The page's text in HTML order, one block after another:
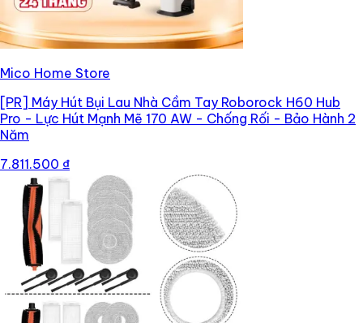
Mico Home Store
[PR] Máy Hút Bụi Lau Nhà Cầm Tay Roborock H60 Hub
Pro - Lực Hút Mạnh Mẽ 170 AW - Chống Rối - Bảo Hành 2
Năm
7.811.500 ₫